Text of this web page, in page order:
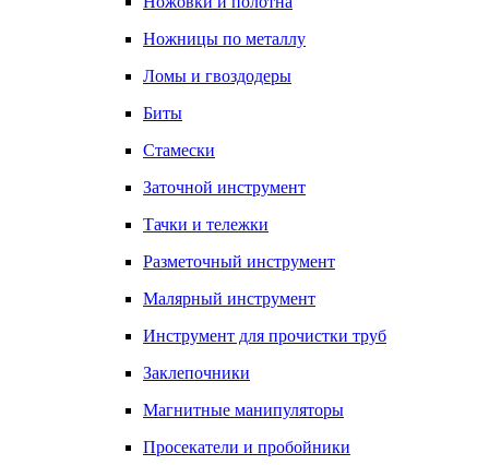
Ножницы по металлу
Ломы и гвоздодеры
Биты
Стамески
Заточной инструмент
Тачки и тележки
Разметочный инструмент
Малярный инструмент
Инструмент для прочистки труб
Заклепочники
Магнитные манипуляторы
Просекатели и пробойники